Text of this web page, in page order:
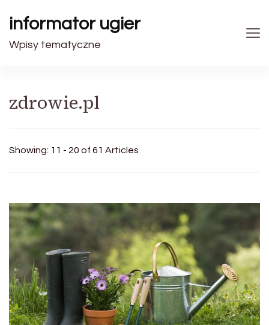
informator ugier
Wpisy tematyczne
zdrowie.pl
Showing: 11 - 20 of 61 Articles